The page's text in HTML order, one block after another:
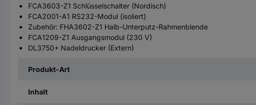
FCA3603-Z1 Schlüsselschalter (Nordisch)
FCA2001-A1 RS232-Modul (isoliert)
Zubehör: FHA3602-Z1 Halb-Unterputz-Rahmenblende
FCA1209-Z1 Ausgangsmodul (230 V)
DL3750+ Nadeldrucker (Extern)
Produkt-Art
Inhalt